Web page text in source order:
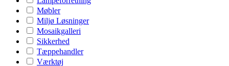
Møbler
Miljø Løsninger
Mosaikgalleri
Sikkerhed
Tæppehandler
Værktøj